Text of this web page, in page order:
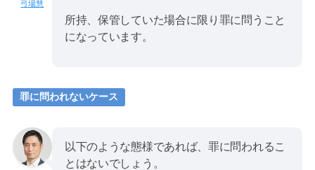
弓場慧
所持、保管していた場合に限り罪に問うこと
になっています。
罪に問われないケース
以下のような態様であれば、罪に問われるこ
とはないでしょう。